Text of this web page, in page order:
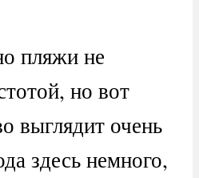
пляжи не
но вот
выглядит очень
здесь немного,